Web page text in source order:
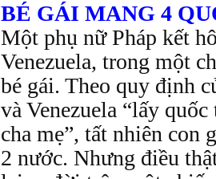
BÉ GÁI MANG 4
Một phụ nữ Pháp kết
Venezuela, trong một
bé gái. Theo quy định
và Venezuela “lấy
cha mẹ”, tất nhiên con
2 nước. Nhưng điều